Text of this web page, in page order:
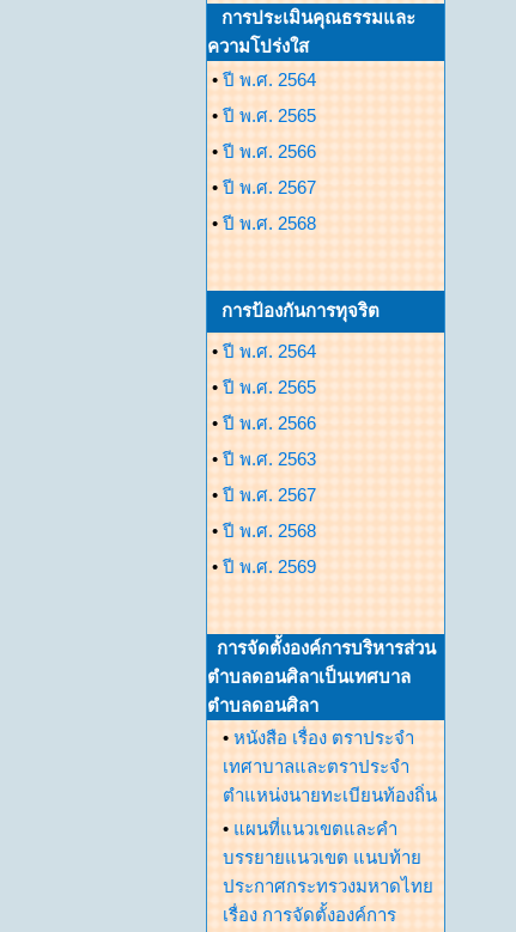
การประเมินคุณธรรมและ
ความโปร่งใส
• ปี พ.ศ. 2564
• ปี พ.ศ. 2565
• ปี พ.ศ. 2566
• ปี พ.ศ. 2567
• ปี พ.ศ. 2568
การป้องกันการทุจริต
• ปี พ.ศ. 2564
• ปี พ.ศ. 2565
• ปี พ.ศ. 2566
• ปี พ.ศ. 2563
• ปี พ.ศ. 2567
• ปี พ.ศ. 2568
• ปี พ.ศ. 2569
การจัดตั้งองค์การบริหารส่วน
ตำบลดอนศิลาเป็นเทศบาล
ตำบลดอนศิลา
• หนังสือ เรื่อง ตราประจำ
เทศาบาลและตราประจำ
ตำแหน่งนายทะเบียนท้องถิ่น
• แผนที่แนวเขตและคำ
บรรยายแนวเขต แนบท้าย
ประกาศกระทรวงมหาดไทย
เรื่อง การจัดตั้งองค์การ